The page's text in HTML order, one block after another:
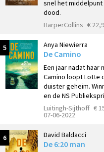
snel het
dood.
HarperCollins €
5 Anya Niewierra
De Camino
Een jaar nadat
Camino loopt Lotte
duister geheim.
en de NS
Luitingh-Sijthoff €
07-06-2022
6 David Baldacci
De 6:20 man